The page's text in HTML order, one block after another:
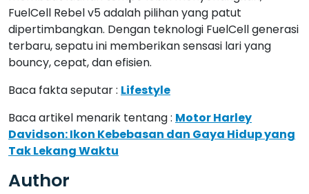
FuelCell Rebel v5 adalah pilihan yang patut
dipertimbangkan. Dengan teknologi FuelCell generasi
terbaru, sepatu ini memberikan sensasi lari yang
bouncy, cepat, dan efisien.
Baca fakta seputar : Lifestyle
Baca artikel menarik tentang : Motor Harley
Davidson: Ikon Kebebasan dan Gaya Hidup yang
Tak Lekang Waktu
Author